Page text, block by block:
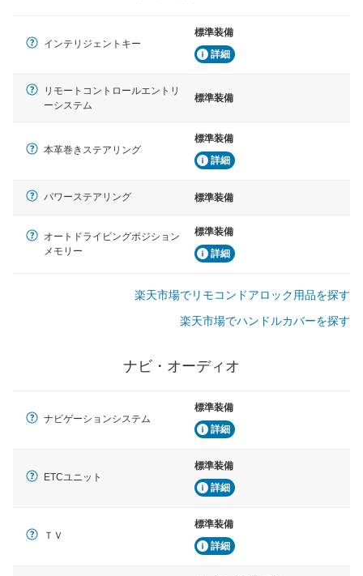
インテリジェントキー
標準装備
詳細
リモートコントロールエントリ
ーシステム
標準装備
本革巻きステアリング
標準装備
詳細
パワーステアリング 標準装備
オートドライビングポジション
メモリー
標準装備
詳細
楽天市場でリモコンドアロック用品を探す
楽天市場でハンドルカバーを探す
ナビ・オーディオ
ナビゲーションシステム
標準装備
詳細
ETCユニット
標準装備
詳細
ＴＶ
標準装備
詳細